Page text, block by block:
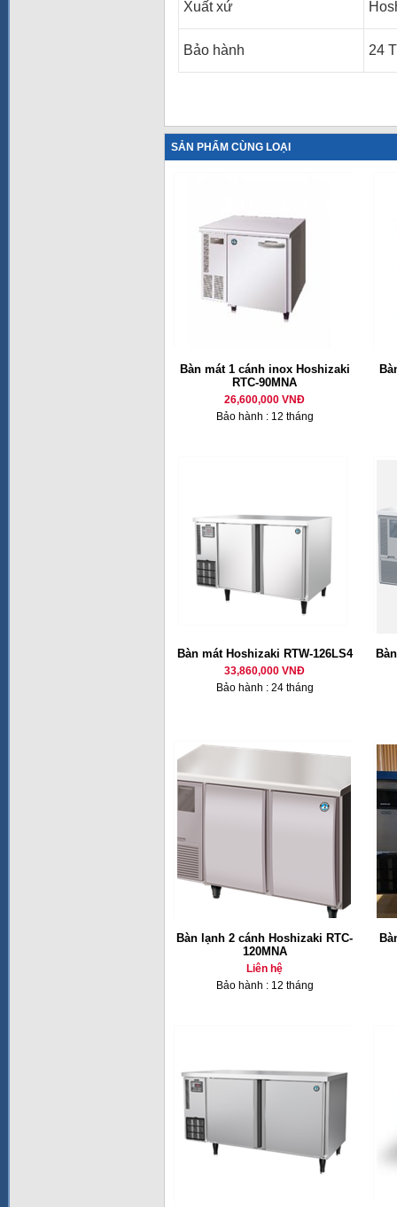
Xuất xứ
Bảo hành 24
SẢN PHẨM CÙNG LOẠI
Bàn mát 1 cánh inox Hoshizaki
RTC-90MNA
26,600,000 VNĐ
Bảo hành : 12 tháng
Bàn mát Hoshizaki RTW-126LS4
33,860,000 VNĐ
Bảo hành : 24 tháng
Bàn lạnh 2 cánh Hoshizaki RTC-
120MNA
Liên hệ
Bảo hành : 12 tháng